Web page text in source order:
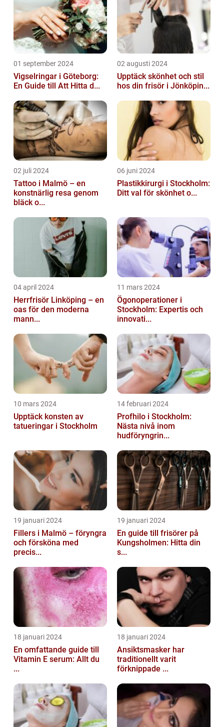
01 september 2024
Vigselringar i Göteborg:
En Guide till Att Hitta d...
02 augusti 2024
Upptäck skönhet och stil
hos din frisör i Jönköpin...
02 juli 2024
Tattoo i Malmö – en
konstnärlig resa genom
bläck o...
06 juni 2024
Plastikkirurgi i Stockholm:
Ditt val för skönhet o...
04 april 2024
Herrfrisör Linköping – en
oas för den moderna
mann...
11 mars 2024
Ögonoperationer i
Stockholm: Expertis och
innovati...
10 mars 2024
Upptäck konsten av
tatueringar i Stockholm
14 februari 2024
Profhilo i Stockholm:
Nästa nivå inom
hudföryngrin...
19 januari 2024
Fillers i Malmö – föryngra
och försköna med
precis...
19 januari 2024
En guide till frisörer på
Kungsholmen: Hitta din
s...
18 januari 2024
En omfattande guide till
Vitamin E serum: Allt du
...
18 januari 2024
Ansiktsmasker har
traditionellt varit
förknippade ...